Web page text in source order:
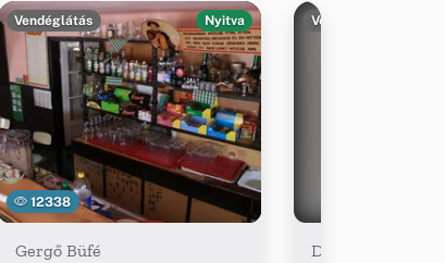
12338
Vendéglátás Nyitva
Gergő Büfé
Vendéglátás
Desszert